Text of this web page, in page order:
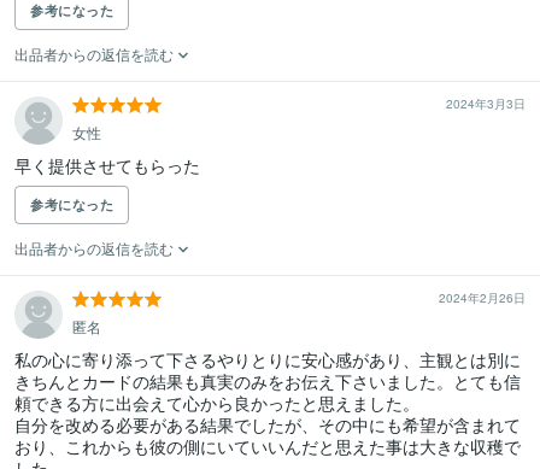
参考になった
出品者からの返信を読む
2024年3月3日
女性
早く提供させてもらった
参考になった
出品者からの返信を読む
2024年2月26日
匿名
私の心に寄り添って下さるやりとりに安心感があり、主観とは別に
きちんとカードの結果も真実のみをお伝え下さいました。とても信
頼できる方に出会えて心から良かったと思えました。
自分を改める必要がある結果でしたが、その中にも希望が含まれて
おり、これからも彼の側にいていいんだと思えた事は大きな収穫で